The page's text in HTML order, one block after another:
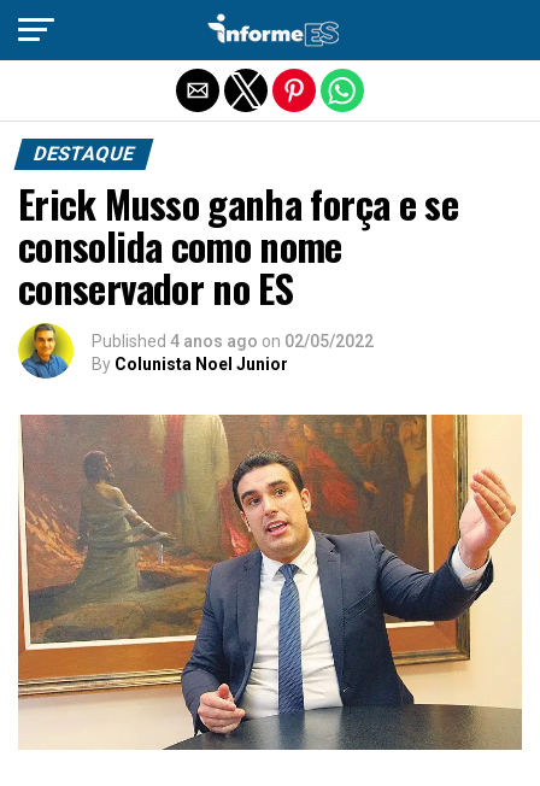
DESTAQUE
Erick Musso ganha força e se
consolida como nome
conservador no ES
Published 4 anos ago on 02/05/2022
By Colunista Noel Junior
Sair da versão mobile